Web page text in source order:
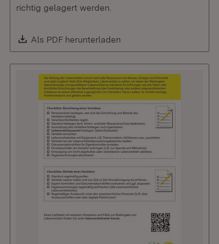
richtig gelagert werden.
Download:
Als PDF herunterladen